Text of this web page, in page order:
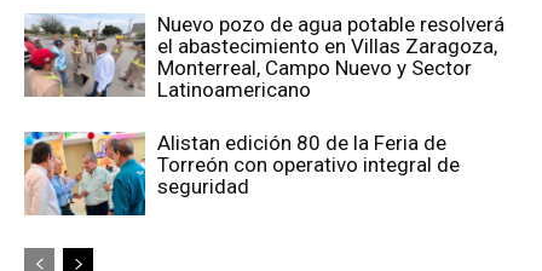
Nuevo pozo de agua potable resolverá
el abastecimiento en Villas Zaragoza,
Monterreal, Campo Nuevo y Sector
Latinoamericano
Alistan edición 80 de la Feria de
Torreón con operativo integral de
seguridad